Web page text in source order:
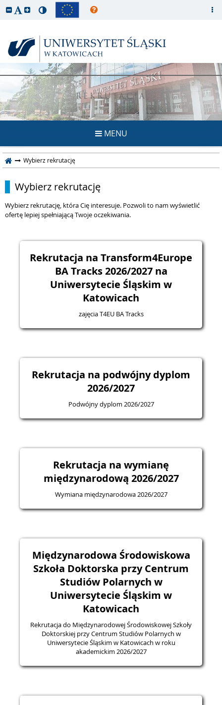
REKRUTACJA
MENU
Wybierz rekrutację
Wybierz rekrutację
Wybierz rekrutację, która Cię interesuje. Pozwoli to nam wyświetlić
ofertę lepiej spełniającą Twoje oczekiwania.
Rekrutacja na Transform4Europe
BA Tracks 2026/2027 na
Uniwersytecie Śląskim w
Katowicach
zajęcia T4EU BA Tracks
Rekrutacja na podwójny dyplom
2026/2027
Podwójny dyplom 2026/2027
Rekrutacja na wymianę
międzynarodową 2026/2027
Wymiana międzynarodowa 2026/2027
Międzynarodowa Środowiskowa
Szkoła Doktorska przy Centrum
Studiów Polarnych w
Uniwersytecie Śląskim w
Katowicach
Rekrutacja do Międzynarodowej Środowiskowej Szkoły
Doktorskiej przy Centrum Studiów Polarnych w
Uniwersytecie Śląskim w Katowicach w roku
akademickim 2026/2027